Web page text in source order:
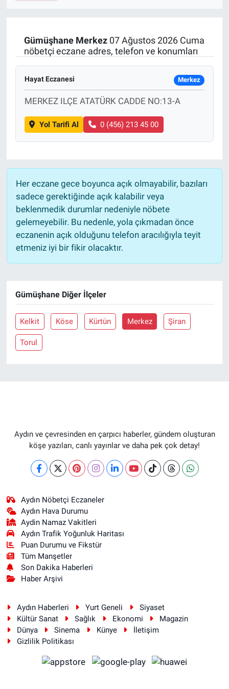
Gümüşhane Merkez07 Ağustos 2026 Cuma
nöbetçi eczane adres, telefon ve konumları
Hayat Eczanesi Merkez
MERKEZ ILÇE ATATÜRK CADDE NO:13-A
Yol Tarifi Al 0 (456) 213 45 00
Her eczane gece boyunca açık olmayabilir, bazıları
sadece gerektiğinde açık kalabilir veya
beklenmedik durumlar nedeniyle nöbete
gelemeyebilir. Bu nedenle, yola çıkmadan önce
eczanenin açık olduğunu telefon aracılığıyla teyit
etmeniz iyi bir fikir olacaktır.
Gümüşhane Diğer İlçeler
Kelkit Köse Kürtün Merkez Şiran
Torul
Aydın ve çevresinden en çarpıcı haberler, gündem oluşturan
köşe yazıları, canlı yayınlar ve daha pek çok detay!
Aydın Nöbetçi Eczaneler
Aydın Hava Durumu
Aydin Namaz Vakitleri
Aydın Trafik Yoğunluk Haritası
Puan Durumu ve Fikstür
Tüm Manşetler
Son Dakika Haberleri
Haber Arşivi
Aydın Haberleri Yurt Geneli
Siyaset
Kültür Sanat
Sağlık Ekonomi
Magazin
Dünya
Sinema Künye
İletişim
Gizlilik Politikası
RESMİ İLANLAR